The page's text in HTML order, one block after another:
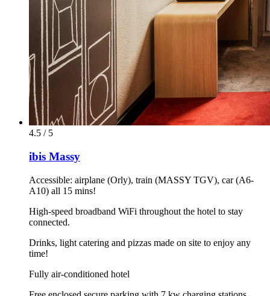
4.5 / 5
ibis Massy
Accessible: airplane (Orly), train (MASSY TGV), car (A6-
A10) all 15 mins!
High-speed broadband WiFi throughout the hotel to stay
connected.
Drinks, light catering and pizzas made on site to enjoy any
time!
Fully air-conditioned hotel